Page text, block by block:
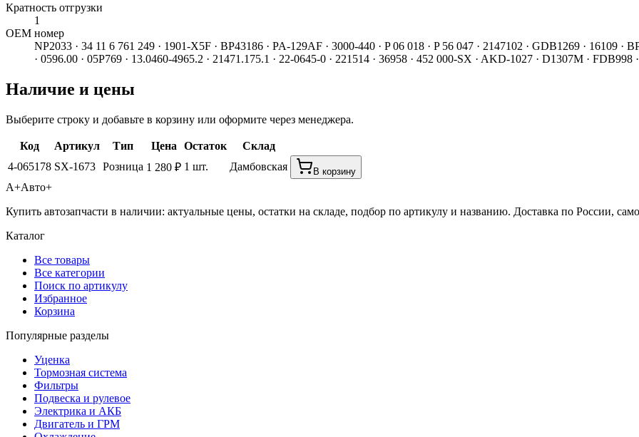
Кратность отгрузки
1
ОЕМ номер
NP2033 · 34 11 6 761 249 · 1901-X5F · BP43186 · PA-129AF · 3000-440 · P 06 018 · P 56 047 · 2147102 · GDB1269 · 16109 ·
· 0596.00 · 05P769 · 13.0460-4965.2 · 21471.175.1 · 22-0645-0 · 221514 · 36958 · 452 000-SX · AKD-1027 · D1307M · FDB998
Наличие и цены
Выберите строку и добавьте в корзину или оформите через менеджера.
Код Артикул Тип Цена Остаток
Склад
4-065178 SX-1673 Розница 1 280 ₽ 1 шт. Дамбовская В корзину
А+Авто+
Купить автозапчасти в наличии: актуальные цены, остатки на складе, подбор по артикулу и названию. Доставка по России,
Каталог
Все товары
Все категории
Поиск по артикулу
Избранное
Корзина
Популярные разделы
Уценка
Тормозная система
Фильтры
Подвеска и рулевое
Электрика и АКБ
Двигатель и ГРМ